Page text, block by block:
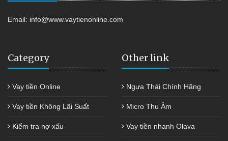
Email: info@www.vaytienonline.com
Category
Vay tiền Online
Vay tiền Không Lãi Suất
Kiểm tra nợ xấu
Other link
Ngựa Thái Chính Hãng
Micro Thu Âm
Vay tiền nhanh Olava